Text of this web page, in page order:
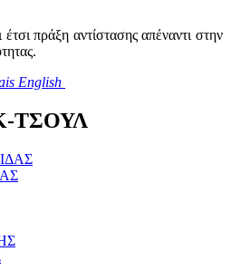
πράξη αντίστασης απέναντι στην
English
ΤΣΟΥΛ